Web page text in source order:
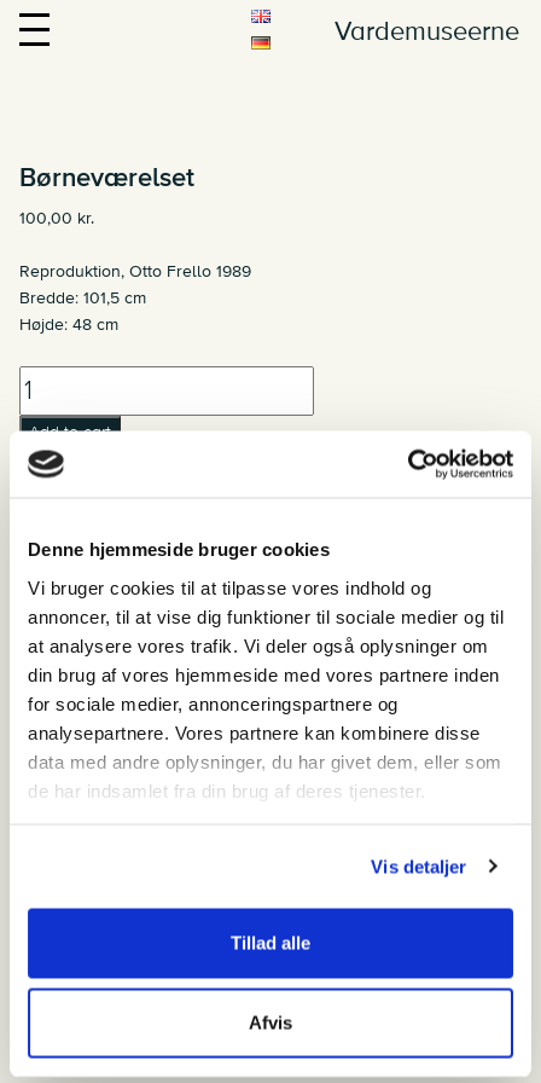
Denne hjemmeside bruger cookies
Vi bruger cookies til at tilpasse vores indhold og
annoncer, til at vise dig funktioner til sociale medier og til
at analysere vores trafik. Vi deler også oplysninger om
din brug af vores hjemmeside med vores partnere inden
for sociale medier, annonceringspartnere og
analysepartnere. Vores partnere kan kombinere disse
data med andre oplysninger, du har givet dem, eller som
de har indsamlet fra din brug af deres tjenester.
Vis detaljer
Tillad alle
Afvis
Vardemuseerne
Børneværelset
100,00 kr.
Reproduktion, Otto Frello 1989
Bredde: 101,5 cm
Højde: 48 cm
Børneværelset
quantity
Add to cart
Category:
Nymindegab – Malerinden
Nymindegab – Møllen
50,00kr. Add to cart
Det sidste menneske
100,00kr. Add to cart
Oksbølbilledet – udsnit 1
Personer